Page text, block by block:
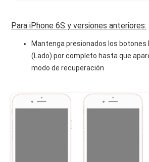
Para iPhone 6S y versiones anteriores:
Mantenga presionados los botones
(Lado) por completo hasta que
modo de recuperación